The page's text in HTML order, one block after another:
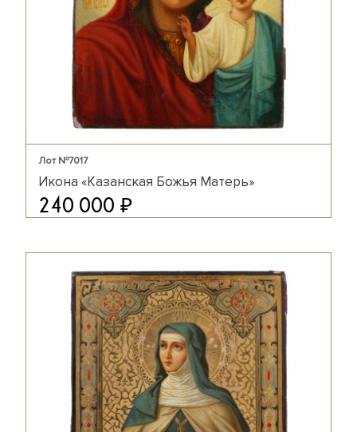
Лот №7017
Икона «Казанская Божья Матерь»
240 000 ₽